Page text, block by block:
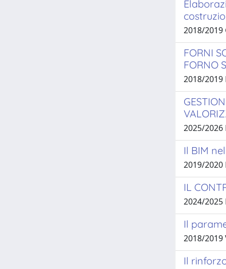
2018/2019
FORNI
FORNO
2018/2019
2025/2026
Il BIM
2019/2020
IL
2024/2025
Il
2018/2019
Il